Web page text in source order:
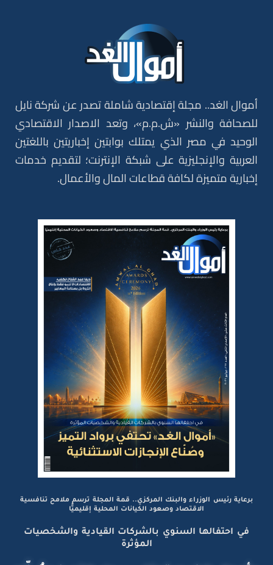
أموال الغد.. مجلة إقتصادية شاملة تصدر عن شركة نايل
للصحافة والنشر «ش.م.م»، وتعد الاصدار الاقتصادي
الوحيد في مصر الذي يمتلك بوابتين إخباريتين باللغتين
العربية والإنجليزية على شبكة الإنترنت؛ لتقديم خدمات
إخبارية متميزة لكافة قطاعات المال والأعمال.
برعاية رئيس الوزراء والبنك المركزي.. قمة المجلة ترسم ملامح تنافسية
الاقتصاد وصعود الكيانات المحلية إقليميًّا
في احتفالها السنوي بالشركات القيادية والشخصيات
المؤثرة